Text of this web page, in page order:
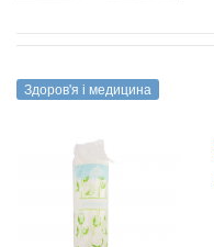
Здоров'я і медицина